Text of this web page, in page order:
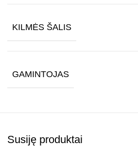
KILMĖS ŠALIS
GAMINTOJAS
Susiję produktai